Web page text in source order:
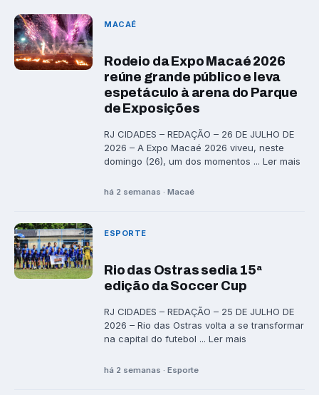
MACAÉ
Rodeio da Expo Macaé 2026
reúne grande público e leva
espetáculo à arena do Parque
de Exposições
RJ CIDADES – REDAÇÃO – 26 DE JULHO DE
2026 – A Expo Macaé 2026 viveu, neste
domingo (26), um dos momentos ... Ler mais
há 2 semanas · Macaé
ESPORTE
Rio das Ostras sedia 15ª
edição da Soccer Cup
RJ CIDADES – REDAÇÃO – 25 DE JULHO DE
2026 – Rio das Ostras volta a se transformar
na capital do futebol ... Ler mais
há 2 semanas · Esporte